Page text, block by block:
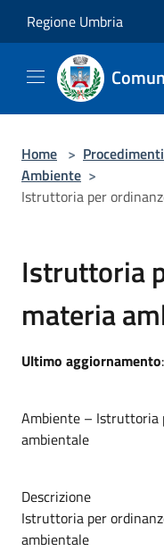
Regione Umbria
Home > Procedimenti
Ambiente >
Istruttoria per
Istruttoria
materia
Ultimo aggiornamento
Ambiente – Istruttoria
ambientale
Descrizione
Istruttoria per
ambientale